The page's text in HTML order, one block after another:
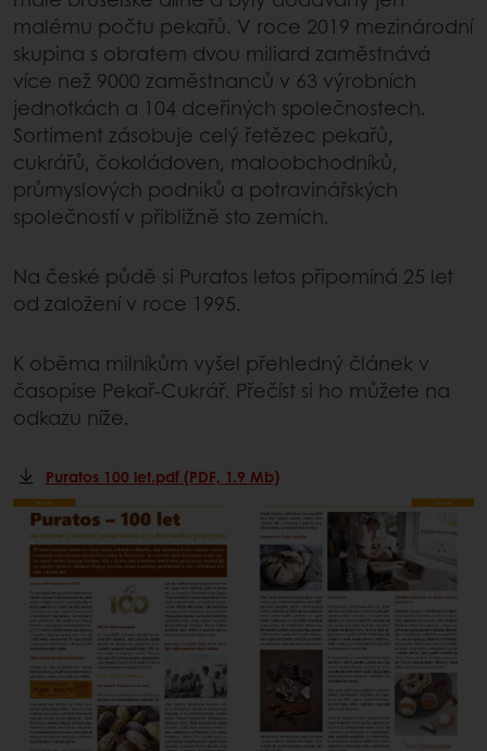
malému počtu pekařů. V roce 2019 mezinárodní
skupina s obratem dvou miliard zaměstnává
více než 9000 zaměstnanců v 63 výrobních
jednotkách a 104 dceřiných společnostech.
Sortiment zásobuje celý řetězec pekařů,
cukrářů, čokoládoven, maloobchodníků,
průmyslových podniků a potravinářských
společností v přibližně sto zemích.
Na české půdě si Puratos letos připomíná 25 let
od založení v roce 1995.
K oběma milníkům vyšel přehledný článek v
časopise Pekař-Cukrář. Přečíst si ho můžete na
odkazu níže.
Puratos 100 let.pdf (PDF, 1.9 Mb)